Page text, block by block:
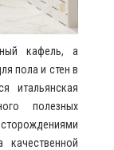
кафель, а
пола и стен в
итальянская
полезных